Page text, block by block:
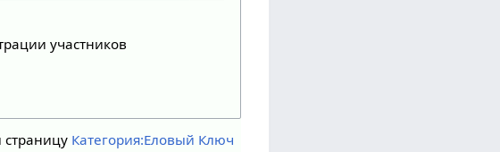
участников
страницу Категория:Еловый Ключ